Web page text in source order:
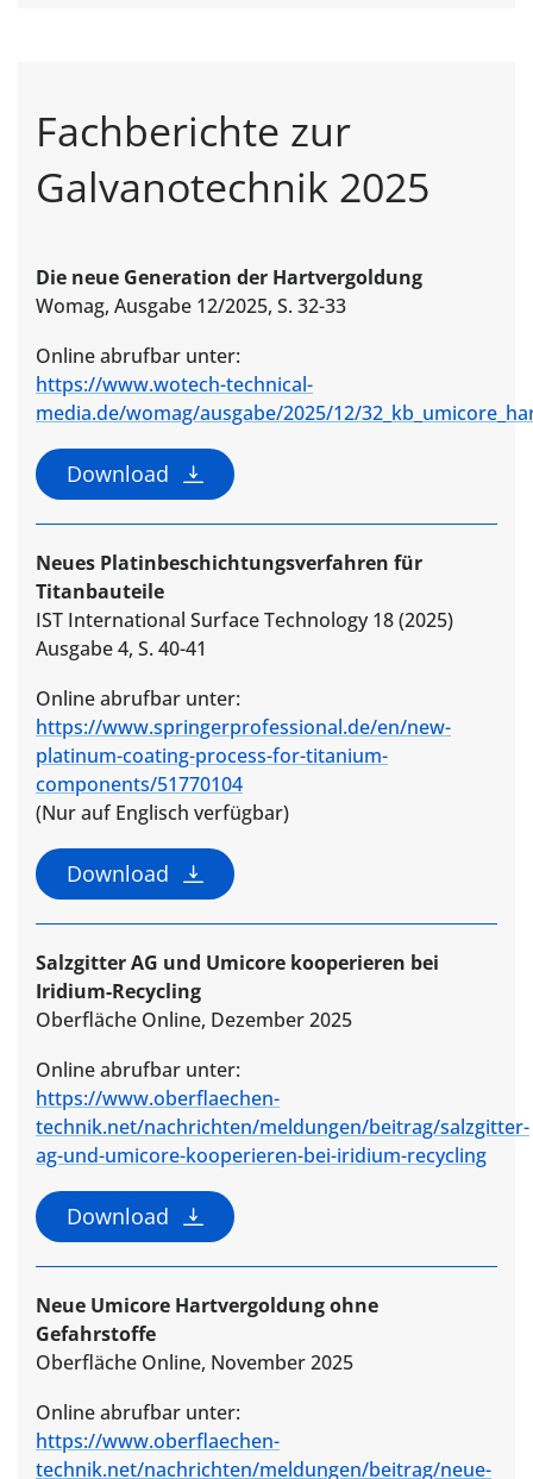
Fachberichte zur
Galvanotechnik 2025
Die neue Generation der Hartvergoldung
Womag, Ausgabe 12/2025, S. 32-33
Online abrufbar unter:
https://www.wotech-technical-
media.de/womag/ausgabe/2025/12/
Download
Neues Platinbeschichtungsverfahren für
Titanbauteile
IST International Surface Technology 18 (2025)
Ausgabe 4, S. 40-41
Online abrufbar unter:
https://www.springerprofessional.de/en/new-
platinum-coating-process-for-titanium-
components/51770104
(Nur auf Englisch verfügbar)
Download
Salzgitter AG und Umicore kooperieren bei
Iridium-Recycling
Oberfläche Online, Dezember 2025
Online abrufbar unter:
https://www.oberflaechen-
technik.net/nachrichten/meldungen/beitrag/salzgitter-
ag-und-umicore-kooperieren-bei-iridium-recycling
Download
Neue Umicore Hartvergoldung ohne
Gefahrstoffe
Oberfläche Online, November 2025
Online abrufbar unter:
https://www.oberflaechen-
technik.net/nachrichten/meldungen/beitrag/neue-